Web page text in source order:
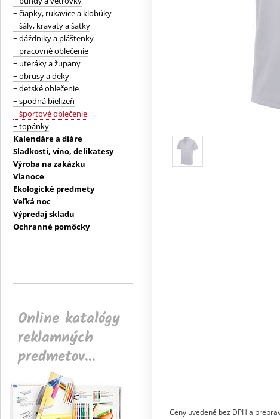
− čiapky, rukavice a klobúky
− šály, kravaty a šatky
− dáždniky a pláštenky
− pracovné oblečenie
− uteráky a župany
− obrusy a deky
− detské oblečenie
− spodná bielizeň
− športové oblečenie
− topánky
Kalendáre a diáre
Sladkosti, víno, delikatesy
Výroba na zakázku
Vianoce
Ekologické predmety
Veľká noc
Výpredaj skladu
Ochranné pomôcky
Online katalógy
reklamných
predmetov...
Ceny uvedené bez DPH a